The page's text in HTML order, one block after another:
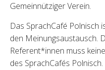
Gemeinnütziger Verein.
Das SprachCafé Polnisch
den Meinungsaustausch.
Referent*innen muss
des SprachCafés Polnisch.